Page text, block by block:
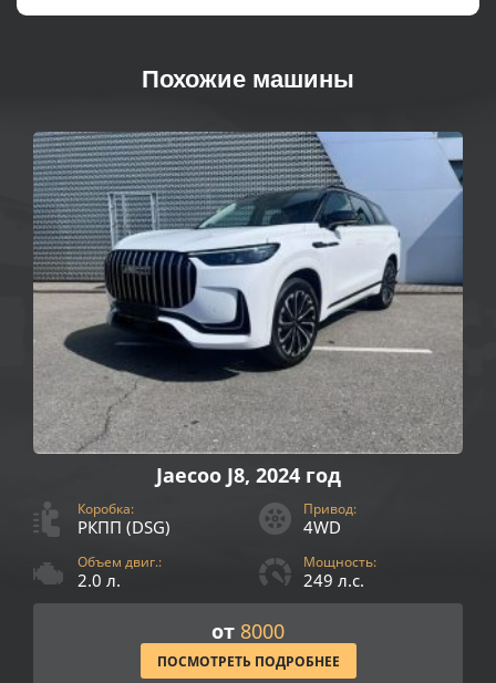
Похожие машины
Jaecoo J8, 2024 год
Коробка:
РКПП (DSG)
Привод:
4WD
Объем двиг.:
2.0 л.
Мощность:
249 л.с.
от 8000
ПОСМОТРЕТЬ ПОДРОБНЕЕ